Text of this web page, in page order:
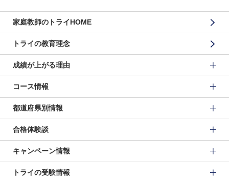
家庭教師のトライHOME
トライの教育理念
成績が上がる理由
コース情報
都道府県別情報
合格体験談
キャンペーン情報
トライの受験情報